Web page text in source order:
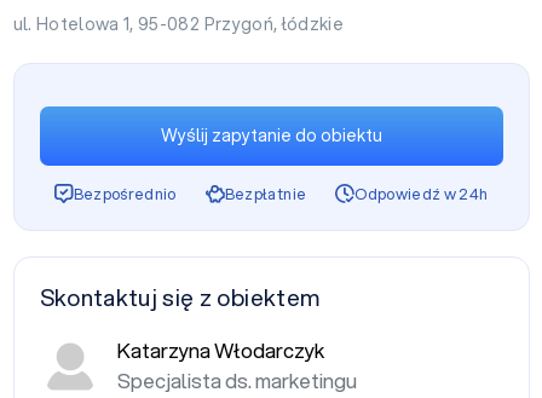
ul. Hotelowa 1, 95-082 Przygoń,łódzkie
Wyślij zapytanie do obiektu
Bezpośrednio Bezpłatnie Odpowiedź w 24h
Skontaktuj się z obiektem
Katarzyna Włodarczyk
Specjalista ds. marketingu